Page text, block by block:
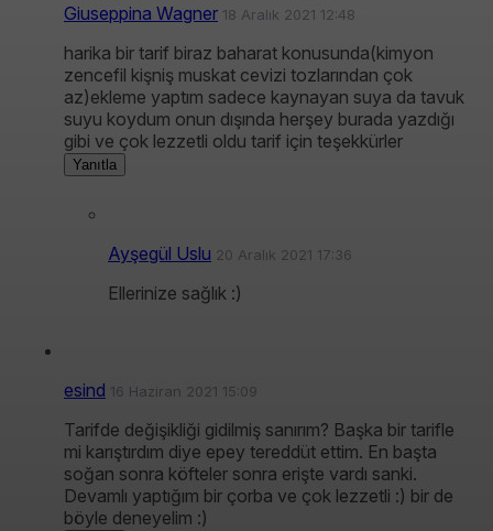
Giuseppina Wagner 18 Aralık 2021 12:48
harika bir tarif biraz baharat konusunda(kimyon
zencefil kişniş muskat cevizi tozlarından çok
az)ekleme yaptım sadece kaynayan suya da tavuk
suyu koydum onun dışında herşey burada yazdığı
gibi ve çok lezzetli oldu tarif için teşekkürler
Yanıtla
Ayşegül Uslu 20 Aralık 2021 17:36
Ellerinize sağlık :)
esind 16 Haziran 2021 15:09
Tarifde değişikliği gidilmiş sanırım? Başka bir tarifle
mi karıştırdım diye epey tereddüt ettim. En başta
soğan sonra köfteler sonra erişte vardı sanki.
Devamlı yaptığım bir çorba ve çok lezzetli :) bir de
böyle deneyelim :)